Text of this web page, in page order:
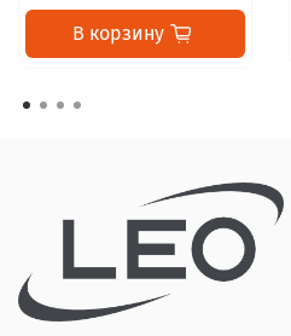
В корзину